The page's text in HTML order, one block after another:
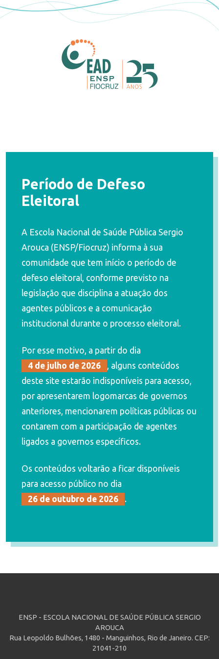
Período de Defeso
Eleitoral
A Escola Nacional de Saúde Pública Sergio
Arouca (ENSP/Fiocruz) informa à sua
comunidade que tem início o período de
defeso eleitoral, conforme previsto na
legislação que disciplina a atuação dos
agentes públicos e a comunicação
institucional durante o processo eleitoral.
Por esse motivo, a partir do dia
4 de julho de 2026
, alguns conteúdos
deste site estarão indisponíveis para acesso,
por apresentarem logomarcas de governos
anteriores, mencionarem políticas públicas ou
contarem com a participação de agentes
ligados a governos específicos.
Os conteúdos voltarão a ficar disponíveis
para acesso público no dia
26 de outubro de 2026
.
ENSP - ESCOLA NACIONAL DE SAÚDE PÚBLICA SERGIO
AROUCA
Rua Leopoldo Bulhões, 1480 - Manguinhos, Rio de Janeiro. CEP:
21041-210